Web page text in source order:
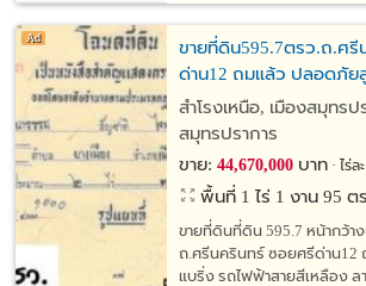
ขายที่ดิน595.7ตรว.ถ.ศรี
ด่าน12 ถมแล้ว ปลอดภัย
ล้อมด้วยหมู่บ้านลดาวัลย์
แบริ่ง รถไฟฟ้าBTS สายสี
สำโรงเหนือ, เมืองสมุทรป
สมุทรปราการ
ขาย: 44,670,000บาท ไร่ล
พื้นที่ 1 ไร่ 1 งาน 95 ต
ขายที่ดินที่ดิน 595.7 หน้ากว้า
ถ.ศรีนครินทร์ ซอยศรีด่าน12
แบริ่ง รถไฟฟ้าสายสีเหลือง